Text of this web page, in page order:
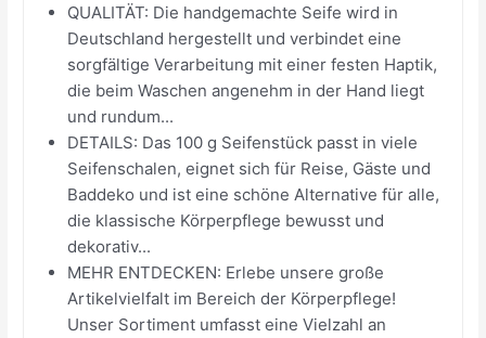
QUALITÄT: Die handgemachte Seife wird in
Deutschland hergestellt und verbindet eine
sorgfältige Verarbeitung mit einer festen Haptik,
die beim Waschen angenehm in der Hand liegt
und rundum...
DETAILS: Das 100 g Seifenstück passt in viele
Seifenschalen, eignet sich für Reise, Gäste und
Baddeko und ist eine schöne Alternative für alle,
die klassische Körperpflege bewusst und
dekorativ...
MEHR ENTDECKEN: Erlebe unsere große
Artikelvielfalt im Bereich der Körperpflege!
Unser Sortiment umfasst eine Vielzahl an